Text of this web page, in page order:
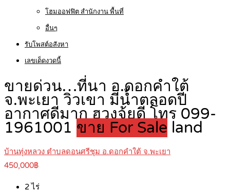
โฮมออฟฟิต สำนักงาน พื้นที่
อื่นๆ
รับโพสต์อสังหา
เลขเด็ดงวดนี้
ขายด่วน…ที่นา อ.ดอกคำใต้
จ.พะเยา วิวเขา มีน้ำตลอดปี
อากาศดีมาก ฮวงจุ้ยดี โทร 099-
1961001 ขาย For Sale land
บ้านทุ่งหลวง ตำบลดอนศรีชุม อ.ดอกคำใต้ จ.พะเยา
450,000฿
2ไร่